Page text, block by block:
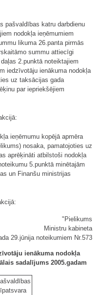
pašvaldības katru darbdienu
nodokļa ieņēmumiem
likuma 26.panta pirmās
summu attiecīgi
2.punktā noteiktajiem
iedzīvotāju ienākuma nodokļa
uz taksācijas gada
par iepriekšējiem
ieņēmumu kopējā apmēra
nosaka, pamatojoties uz
aprēķināti atbilstoši nodokļa
5.punktā minētajām
un Finanšu ministrijas
"Pielikums
Ministru kabineta
29.jūnija noteikumiem Nr.573
ienākuma nodokļa
sadalījums 2005.gadam
īpatsvara